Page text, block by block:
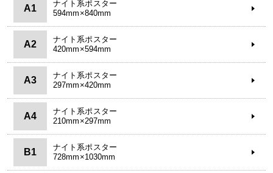
A1
ナイト系ポスター
594mm×840mm
A2
ナイト系ポスター
420mm×594mm
A3
ナイト系ポスター
297mm×420mm
A4
ナイト系ポスター
210mm×297mm
B1
ナイト系ポスター
728mm×1030mm